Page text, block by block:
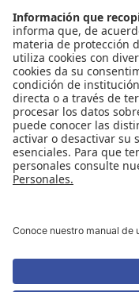
Contáctenos
Biblioguías
Preguntas
Capacitación
Directrices
Entretenimiento
Compra de libros y